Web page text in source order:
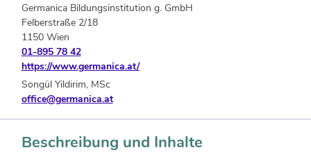
Germanica Bildungsinstitution g. GmbH
Felberstraße 2/18
1150 Wien
01-895 78 42
https://www.germanica.at/
Songül Yildirim, MSc
office@germanica.at
Beschreibung und Inhalte